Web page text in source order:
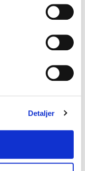
Detaljer